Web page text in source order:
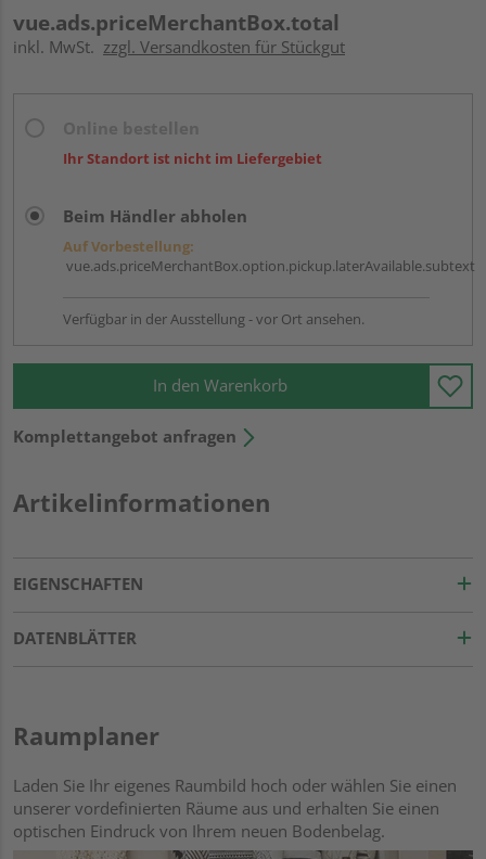
vue.ads.priceMerchantBox.total
inkl. MwSt. zzgl. Versandkosten für Stückgut
Ihr Standort ist nicht im Liefergebiet
Beim Händler abholen
Auf Vorbestellung:
vue.ads.priceMerchantBox.option.pickup.laterAvailable.subtext
Verfügbar in der Ausstellung - vor Ort ansehen.
In den Warenkorb
Komplettangebot anfragen
Artikelinformationen
EIGENSCHAFTEN
DATENBLÄTTER
Raumplaner
Laden Sie Ihr eigenes Raumbild hoch oder wählen Sie einen
unserer vordefinierten Räume aus und erhalten Sie einen
optischen Eindruck von Ihrem neuen Bodenbelag.